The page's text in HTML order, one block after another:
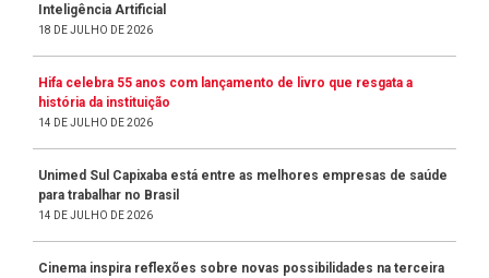
Inteligência Artificial
18 DE JULHO DE 2026
Hifa celebra 55 anos com lançamento de livro que resgata a
história da instituição
14 DE JULHO DE 2026
Unimed Sul Capixaba está entre as melhores empresas de saúde
para trabalhar no Brasil
14 DE JULHO DE 2026
Cinema inspira reflexões sobre novas possibilidades na terceira